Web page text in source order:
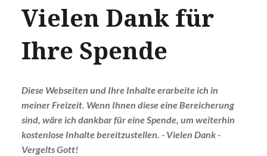
Vielen Dank für
Ihre Spende
Diese Webseiten und Ihre Inhalte erarbeite ich in
meiner Freizeit. Wenn Ihnen diese eine Bereicherung
sind, wäre ich dankbar für eine Spende, um weiterhin
kostenlose Inhalte bereitzustellen. - Vielen Dank -
Vergelts Gott!